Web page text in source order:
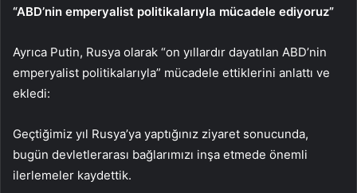
“ABD’nin emperyalist politikalarıyla mücadele ediyoruz”
Ayrıca Putin, Rusya olarak “on yıllardır dayatılan ABD’nin
emperyalist politikalarıyla” mücadele ettiklerini anlattı ve
ekledi:
Geçtiğimiz yıl Rusya’ya yaptığınız ziyaret sonucunda,
bugün devletlerarası bağlarımızı inşa etmede önemli
ilerlemeler kaydettik.